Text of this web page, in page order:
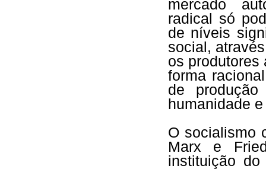
mercado
radical só
de níveis
social,
os produtores
forma
de
humanidade
O socialismo
Marx e
instituição